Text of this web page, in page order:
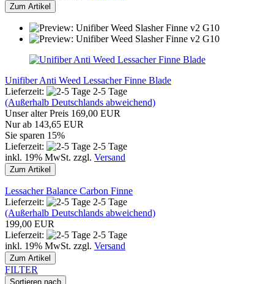
Zum Artikel
Unifiber Anti Weed Lessacher Finne Blade
Lieferzeit:
2-5 Tage
(Außerhalb Deutschlands abweichend)
Unser alter Preis 169,00 EUR
Nur ab 143,65 EUR
Sie sparen 15%
Lieferzeit:
2-5 Tage
inkl. 19% MwSt. zzgl. Versand
Zum Artikel
Lessacher Balance Carbon Finne
Lieferzeit:
2-5 Tage
(Außerhalb Deutschlands abweichend)
199,00 EUR
Lieferzeit:
2-5 Tage
inkl. 19% MwSt. zzgl. Versand
Zum Artikel
FILTER
Sortieren nach